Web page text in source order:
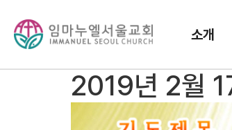
소개
2019년 2월